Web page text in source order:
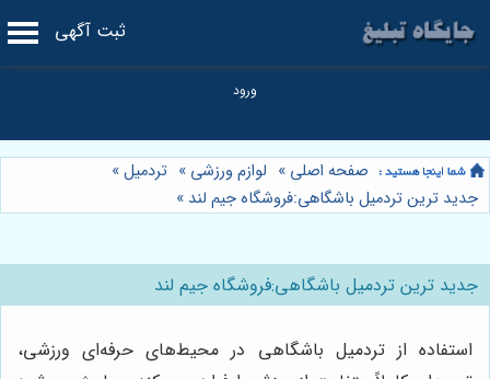
ثبت آگهی
صفحه اصلی » لوازم ورزشی » تردمیل»
جدید ترین تردمیل باشگاهی:فروشگاه جیم لند »
جدید ترین تردمیل باشگاهی:فروشگاه جیم لند
استفاده از تردمیل باشگاهی در محیط‌های حرفه‌ای ورزشی،